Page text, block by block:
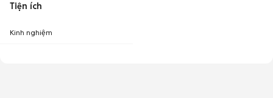
Tiện ích
Kinh nghiệm